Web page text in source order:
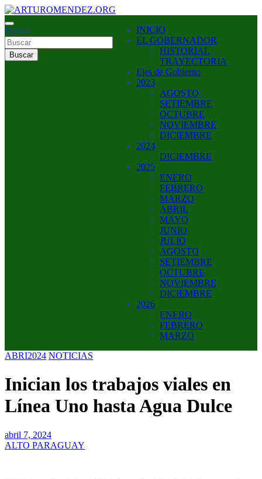
Saltar
al
contenido
ARTUROMENDEZ.ORG
ARTURO MENDEZ GOBERNADOR 2023
Buscar
Buscar
INICIO
EL GOBERNADOR
HISTORIAL
TRAYECTORIA
Ejes de Gobierno
2023
AGOSTO
SETIEMBRE
OCTUBRE
NOVIEMBRE
DICIEMBRE
2024
DICIEMBRE
2025
ENERO
FEBRERO
MARZO
ABRIL
MAYO
JUNIO
JULIO
AGOSTO
SETIEMBRE
OCTUBRE
NOVIEMBRE
DICIEMBRE
2026
ENERO
FEBRERO
MARZO
ABRI2024 NOTICIAS
Inician los trabajos viales en
Línea Uno hasta Agua Dulce
abril 7, 2024
ALTO PARAGUAY